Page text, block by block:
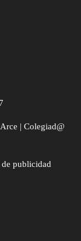
| Colegiad@
de publicidad